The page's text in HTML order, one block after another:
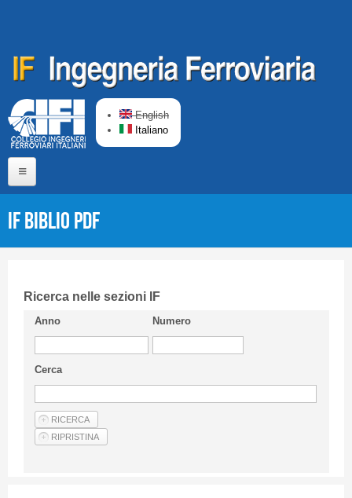
English
Italiano
CIFI in breve
Linee Guida
Privacy Policy
Articoli
IF Biblio PDF
Ricerca nelle sezioni IF
Anno Numero
Cerca